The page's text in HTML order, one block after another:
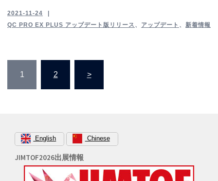
2021-11-24
QC PRO EX PLUS アップデート版リリース 、 アップデート 、 新着情報
ナ
ー
シ
ョ
1 2 >
English Chinese
JIMTOF2026出展情報